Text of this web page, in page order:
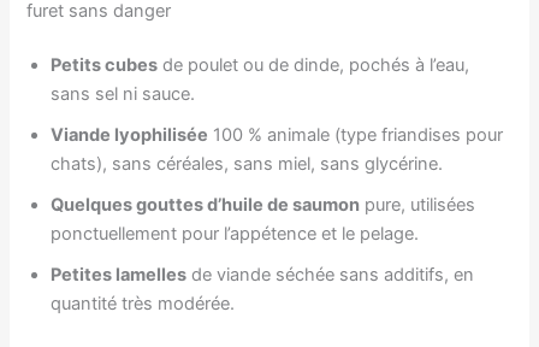
furet sans danger
Petits cubes de poulet ou de dinde, pochés à l’eau,
sans sel ni sauce.
Viande lyophilisée 100 % animale (type friandises pour
chats), sans céréales, sans miel, sans glycérine.
Quelques gouttes d’huile de saumon pure, utilisées
ponctuellement pour l’appétence et le pelage.
Petites lamelles de viande séchée sans additifs, en
quantité très modérée.